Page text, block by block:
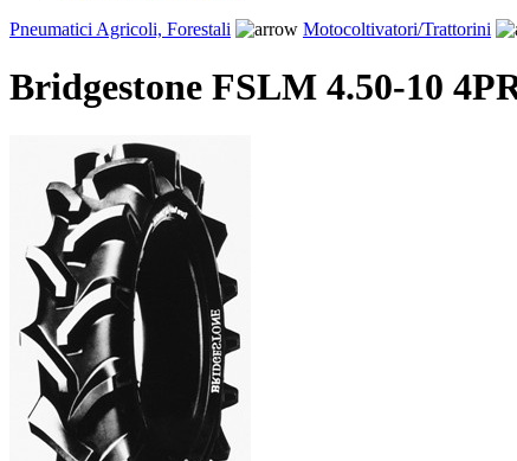
Pneumatici Agricoli, Forestali
Motocoltivatori/Trattorini
Bridgestone FSLM 4.50-10